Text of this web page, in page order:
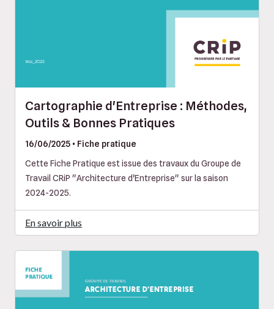
Cartographie d'Entreprise : Méthodes,
Outils & Bonnes Pratiques
16/06/2025 • Fiche pratique
Cette Fiche Pratique est issue des travaux du Groupe de
Travail CRiP "Architecture d'Entreprise" sur la saison
2024-2025.
En savoir plus